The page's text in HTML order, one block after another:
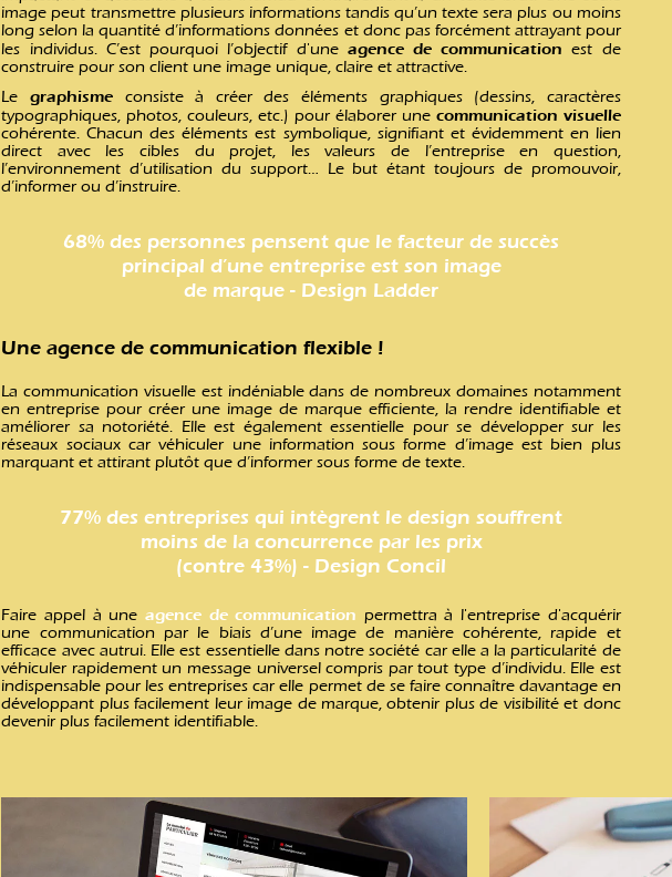
image peut transmettre plusieurs informations tandis qu’un texte sera plus ou moins
long selon la quantité d’informations données et donc pas forcément attrayant pour
les individus. C’est pourquoi l’objectif d'une agence de communication est de
construire pour son client une image unique, claire et attractive.
Le graphismeconsiste à créer des éléments graphiques (dessins, caractères
typographiques, photos, couleurs, etc.) pour élaborer une communication visuelle
cohérente. Chacun des éléments est symbolique, signifiant et évidemment en lien
direct avec les cibles du projet, les valeurs de l’entreprise en question,
l’environnement d’utilisation du support… Le but étant toujours de promouvoir,
d’informer ou d’instruire.
68% des personnes pensent que le facteur de succès
principal d’une entreprise est son image
de marque - Design Ladder
Une agence de communication flexible !
La communication visuelle est indéniable dans de nombreux domaines notamment
en entreprise pour créer une image de marque efficiente, la rendre identifiable et
améliorer sa notoriété. Elle est également essentielle pour se développer sur les
réseaux sociaux car véhiculer une information sous forme d’image est bien plus
marquant et attirant plutôt que d’informer sous forme de texte.
77% des entreprises qui intègrent le design souffrent
moins de la concurrence par les prix
(contre 43%) - Design Concil
Faire appel à une agence de communication permettra à l'entreprise d'acquérir
une communication par le biais d’une image de manière cohérente, rapide et
efficace avec autrui. Elle est essentielle dans notre société car elle a la particularité de
véhiculer rapidement un message universel compris par tout type d’individu. Elle est
indispensable pour les entreprises car elle permet de se faire connaître davantage en
développant plus facilement leur image de marque, obtenir plus de visibilité et donc
devenir plus facilement identifiable.